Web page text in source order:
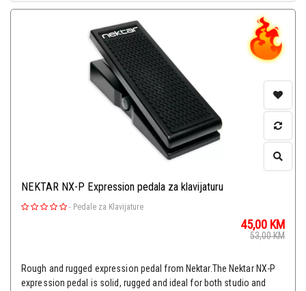
NEKTAR NX-P Expression pedala za klavijaturu
- Pedale za Klavijature
45,00 KM
53,00KM
Rough and rugged expression pedal from Nektar.The Nektar NX-P
expression pedal is solid, rugged and ideal for both studio and